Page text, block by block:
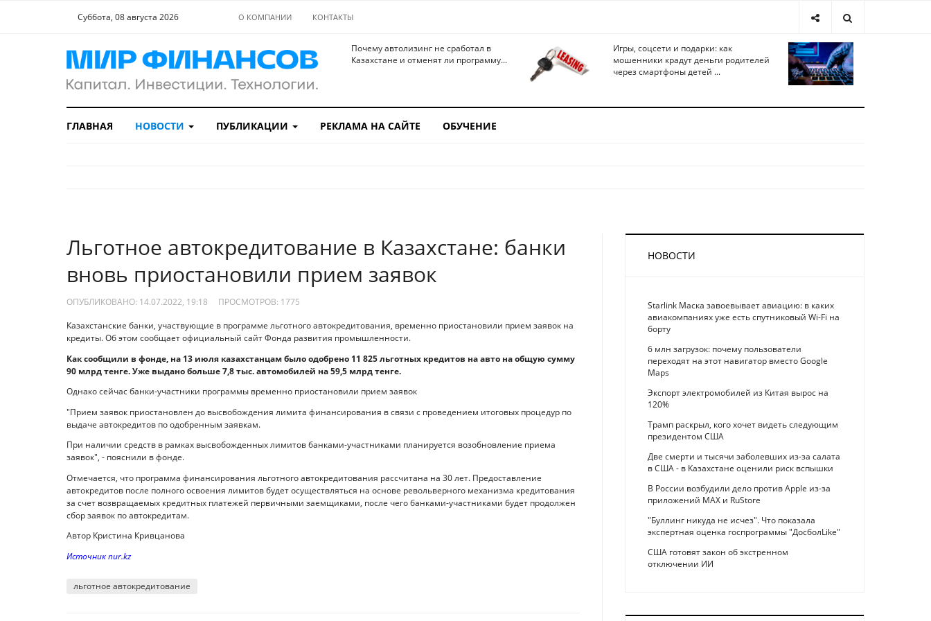
Суббота, 08 августа 2026 О КОМПАНИИ КОНТАКТЫ
Почему автолизинг не сработал в
Казахстане и отменят ли программу...
Игры, соцсети и подарки: как
мошенники крадут деньги родителей
через смартфоны детей ...
ГЛАВНАЯ НОВОСТИ ПУБЛИКАЦИИ РЕКЛАМА НА САЙТЕ ОБУЧЕНИЕ
Льготное автокредитование в Казахстане: банки
вновь приостановили прием заявок
ОПУБЛИКОВАНО: 14.07.2022, 19:18 ПРОСМОТРОВ: 1775
Казахстанские банки, участвующие в программе льготного автокредитования, временно приостановили прием заявок на
кредиты. Об этом сообщает официальный сайт Фонда развития промышленности.
Как сообщили в фонде, на 13 июля казахстанцам было одобрено 11 825 льготных кредитов на авто на общую сумму
90 млрд тенге. Уже выдано больше 7,8 тыс. автомобилей на 59,5 млрд тенге.
Однако сейчас банки-участники программы временно приостановили прием заявок
"Прием заявок приостановлен до высвобождения лимита финансирования в связи с проведением итоговых процедур по
выдаче автокредитов по одобренным заявкам.
При наличии средств в рамках высвобожденных лимитов банками-участниками планируется возобновление приема
заявок", - пояснили в фонде.
Отмечается, что программа финансирования льготного автокредитования рассчитана на 30 лет. Предоставление
автокредитов после полного освоения лимитов будет осуществляться на основе револьверного механизма кредитования
за счет возвращаемых кредитных платежей первичными заемщиками, после чего банками-участниками будет продолжен
сбор заявок по автокредитам.
Автор Кристина Кривцанова
Источник nur.kz
льготное автокредитование
НОВОСТИ
Starlink Маска завоевывает авиацию: в каких
авиакомпаниях уже есть спутниковый Wi-Fi на
борту
6 млн загрузок: почему пользователи
переходят на этот навигатор вместо Google
Maps
Экспорт электромобилей из Китая вырос на
120%
Трамп раскрыл, кого хочет видеть следующим
президентом США
Две смерти и тысячи заболевших из-за салата
в США - в Казахстане оценили риск вспышки
В России возбудили дело против Apple из-за
приложений MAX и RuStore
"Буллинг никуда не исчез". Что показала
экспертная оценка госпрограммы "ДосболLike"
США готовят закон об экстренном
отключении ИИ